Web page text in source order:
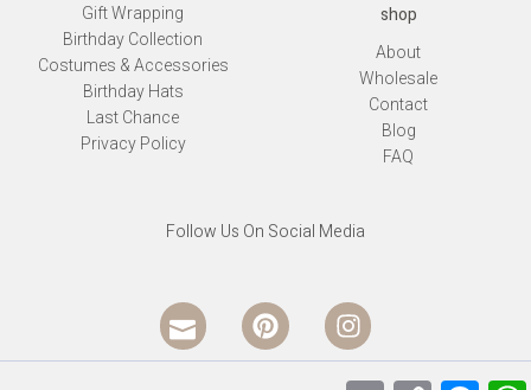
shop
About
Wholesale
Contact
Blog
FAQ
Gift Wrapping
Birthday Collection
Costumes & Accessories
Birthday Hats
Last Chance
Privacy Policy
Follow Us On Social Media
n
s
t
i
n
t
c
o
n